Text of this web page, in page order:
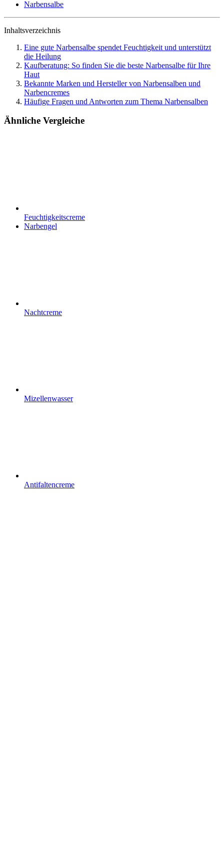
Narbensalbe
Inhaltsverzeichnis
Eine gute Narbensalbe spendet Feuchtigkeit und unterstützt
die Heilung
Kaufberatung: So finden Sie die beste Narbensalbe für Ihre
Haut
Bekannte Marken und Hersteller von Narbensalben und
Narbencremes
Häufige Fragen und Antworten zum Thema Narbensalben
Ähnliche Vergleiche
Feuchtigkeitscreme
Narbengel
Nachtcreme
Mizellenwasser
Antifaltencreme